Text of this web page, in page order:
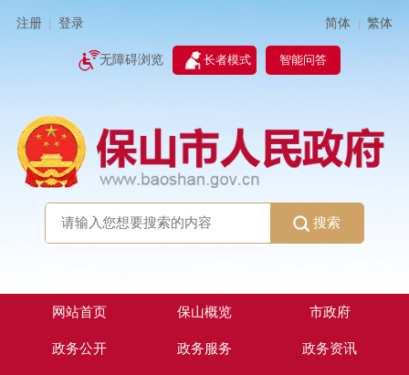
注册 登录 简体 | 繁体
无障碍浏览 长者模式 智能问答
搜索
网站首页 保山概览 市政府
政务公开 政务服务 政务资讯